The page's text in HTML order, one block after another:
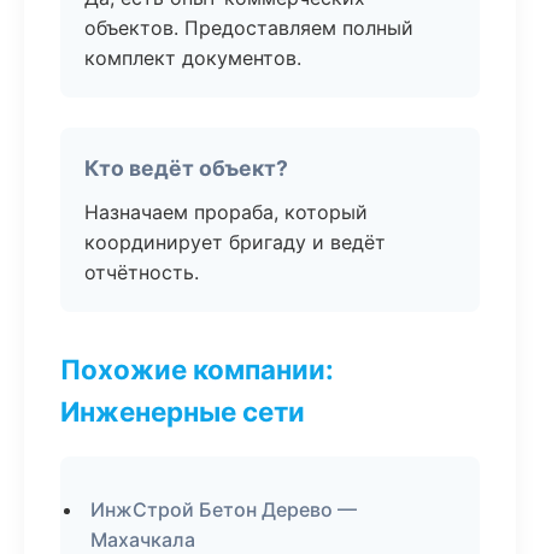
объектов. Предоставляем полный
комплект документов.
Кто ведёт объект?
Назначаем прораба, который
координирует бригаду и ведёт
отчётность.
Похожие компании:
Инженерные сети
ИнжСтрой Бетон Дерево —
Махачкала